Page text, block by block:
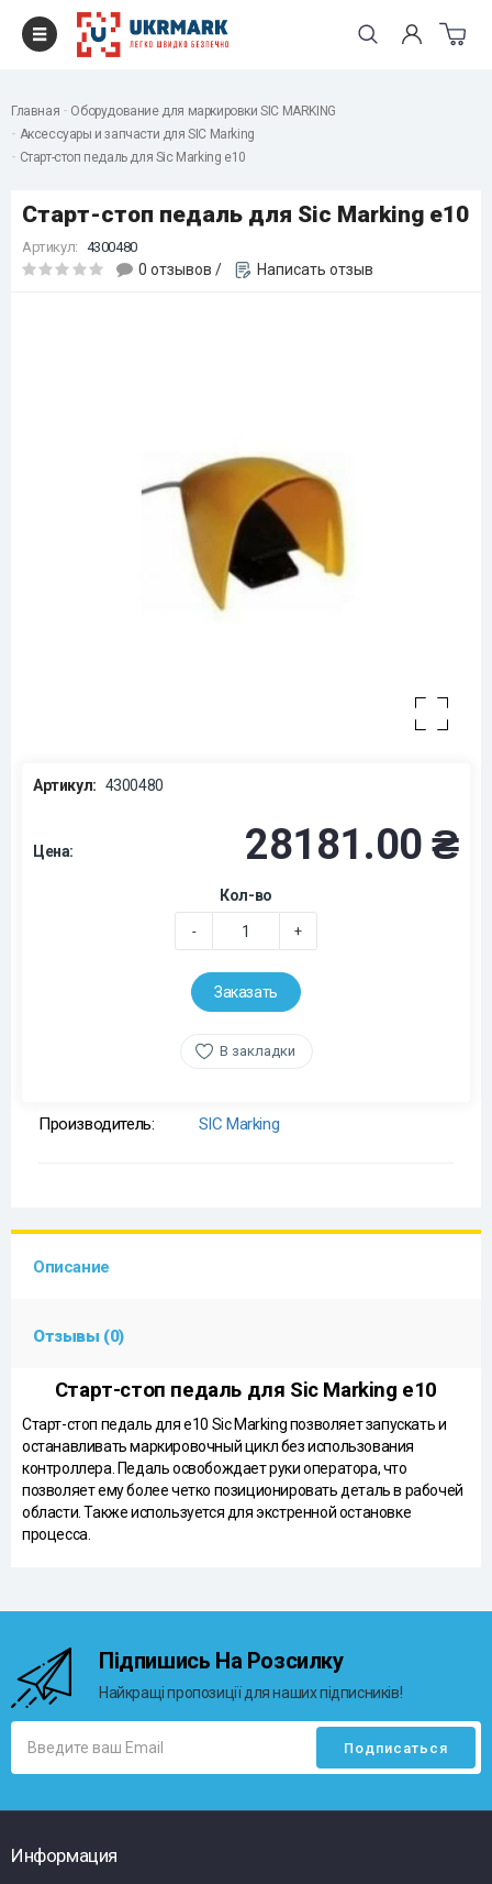
Главная
Оборудование для маркировки SIC MARKING
Аксессуары и запчасти для SIC Marking
Старт-стоп педаль для Sic Marking e10
Старт-стоп педаль для Sic Marking e10
Артикул: 4300480
0 отзывов / Написать отзыв
Артикул: 4300480
Цена: 28181.00 ₴
Кол-во
- +
Заказать
В закладки
Производитель: SIC Marking
Описание
Отзывы (0)
Старт-стоп педаль для Sic Marking e10
Старт-стоп педаль для e10 Sic Marking позволяет запускать и
останавливать маркировочный цикл без использования
контроллера. Педаль освобождает руки оператора, что
позволяет ему более четко позиционировать деталь в рабочей
области. Также используется для экстренной остановке
процесса.
Підпишись На Розсилку
Найкращі пропозиції для наших підписників!
Информация